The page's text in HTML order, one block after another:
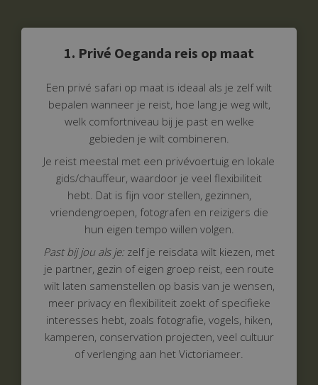
1. Privé Oeganda reis op maat
Een privé safari op maat is ideaal als je zelf wilt
bepalen wanneer je reist, hoe lang je weg wilt,
welk comfortniveau bij je past en welke
gebieden je wilt combineren.
Je reist meestal met een privévoertuig en lokale
gids/chauffeur, waardoor je veel flexibiliteit
hebt. Dat is fijn voor stellen, gezinnen,
vriendengroepen, fotografen en reizigers die
hun eigen tempo willen volgen.
Past bij jou als je: zelf je reisdata wilt kiezen, met
je partner, gezin of eigen groep reist, een route
wilt laten samenstellen op basis van je wensen,
meer privacy en flexibiliteit zoekt of specifieke
interesses hebt, zoals fotografie, vogels, hiken,
kamperen, conservation projecten, veel cultuur
of verlenging aan het Victoriameer.